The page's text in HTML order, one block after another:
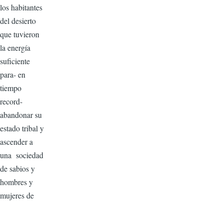
los habitantes
del desierto
que tuvieron
la energía
suficiente
para- en
tiempo
record-
abandonar su
estado tribal y
ascender a
una sociedad
de sabios y
hombres y
mujeres de